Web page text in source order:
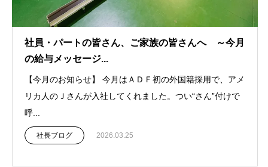
社員・パートの皆さん、ご家族の皆さんへ ～今月
の給与メッセージ...
【今月のお知らせ】 今月はＡＤＦ初の外国籍採用で、アメ
リカ人のＪさんが入社してくれました。つい“さん”付けで
呼...
社長ブログ 2026.03.25